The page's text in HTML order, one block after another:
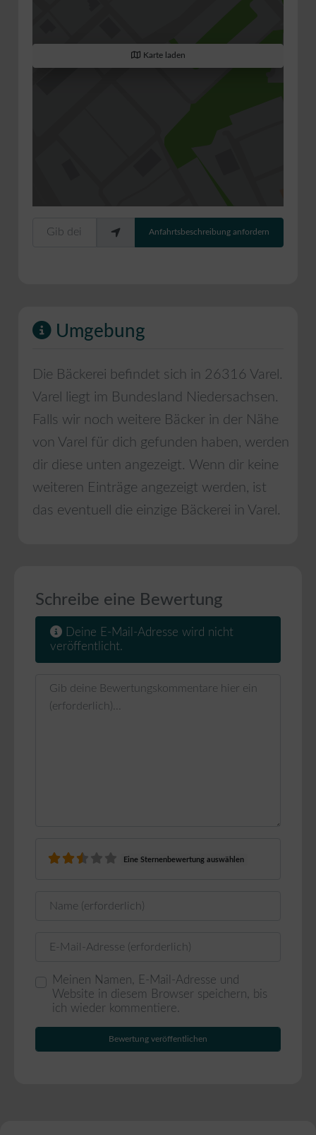
Karte laden
Gib deinen Standort ein.
Anfahrtsbeschreibung anfordern
Umgebung
Die Bäckerei befindet sich in 26316 Varel .
Varel
liegt im Bundesland Niedersachsen .
Falls wir noch weitere Bäcker in der Nähe
von Varel für dich gefunden haben, werden
dir diese unten angezeigt. Wenn dir keine
weiteren Einträge angezeigt werden, ist
das eventuell die einzige Bäckerei in Varel .
Schreibe eine Bewertung
Deine E-Mail-Adresse wird nicht
veröffentlicht.
Eine Sternenbewertung auswählen
Meinen Namen, E-Mail-Adresse und
Website in diesem Browser speichern, bis
ich wieder kommentiere.